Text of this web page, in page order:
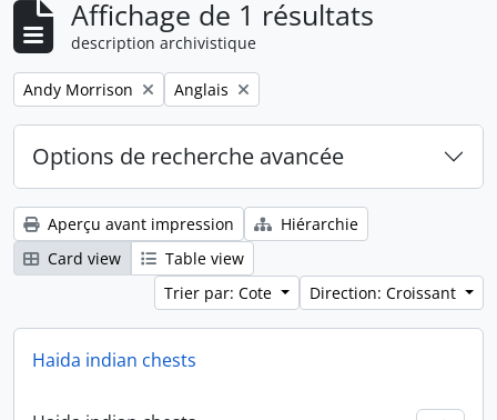
Affichage de 1 résultats
description archivistique
Remove filter:
Andy Morrison Remove filter:
Anglais
Options de recherche avancée
Aperçu avant impression
Hiérarchie
Card view
Table view
Trier par: Cote
Direction: Croissant
Haida indian chests